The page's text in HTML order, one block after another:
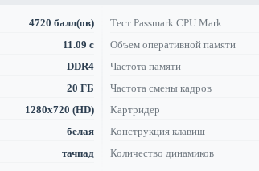
4720 балл(ов) Тест Passmark CPU Mark
11.09 с Объем оперативной памяти
DDR4 Частота памяти
20 ГБ Частота смены кадров
1280x720 (HD) Картридер
белая Конструкция клавиш
тачпад Количество динамиков